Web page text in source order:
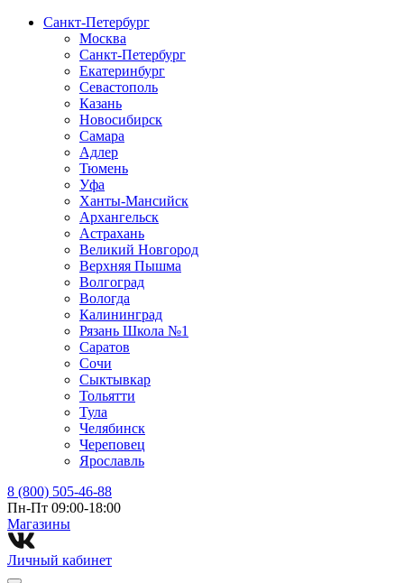
Санкт-Петербург
Москва
Санкт-Петербург
Екатеринбург
Севастополь
Казань
Новосибирск
Самара
Адлер
Тюмень
Уфа
Ханты-Мансийск
Архангельск
Астрахань
Великий Новгород
Верхняя Пышма
Волгоград
Вологда
Калининград
Рязань Школа №1
Саратов
Сочи
Сыктывкар
Тольятти
Тула
Челябинск
Череповец
Ярославль
8 (800) 505-46-88
Пн-Пт 09:00-18:00
Магазины⁠
Личный кабинет